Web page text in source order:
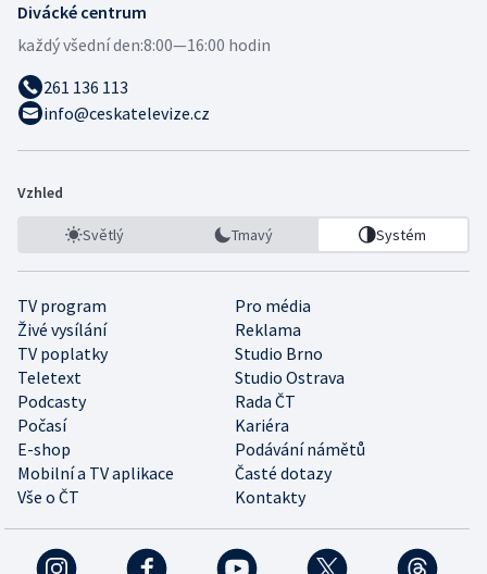
Divácké centrum
každý všední den:8:00—16:00 hodin
261 136 113
info@ceskatelevize.cz
Vzhled
Světlý Tmavý Systém
TV program
Pro média
Živé vysílání
Reklama
TV poplatky
Studio Brno
Teletext
Studio Ostrava
Podcasty
Rada ČT
Počasí
Kariéra
E-shop
Podávání námětů
Mobilní a TV aplikace
Časté dotazy
Vše o ČT
Kontakty